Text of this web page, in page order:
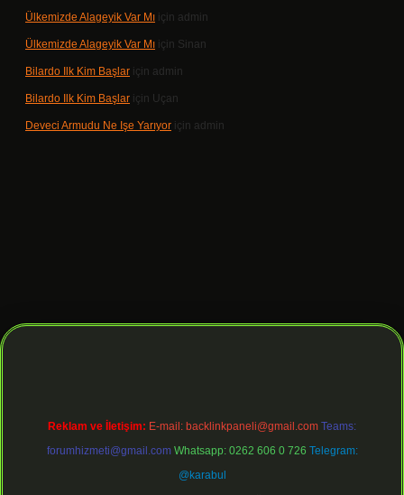
Ülkemizde Alageyik Var Mı için admin
Ülkemizde Alageyik Var Mı için Sinan
Bilardo Ilk Kim Başlar için admin
Bilardo Ilk Kim Başlar için Uçan
Deveci Armudu Ne Işe Yarıyor için admin
Reklam ve İletişim: E-mail: backlinkpaneli@gmail.com Teams:
forumhizmeti@gmail.com Whatsapp: 0262 606 0 726 Telegram:
@karabul